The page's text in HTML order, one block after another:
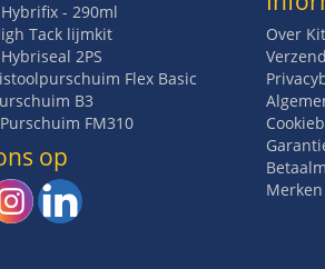
- 290ml
Tack lijmkit
2PS
Flex Basic
B3
FM310
op
Over
Merken